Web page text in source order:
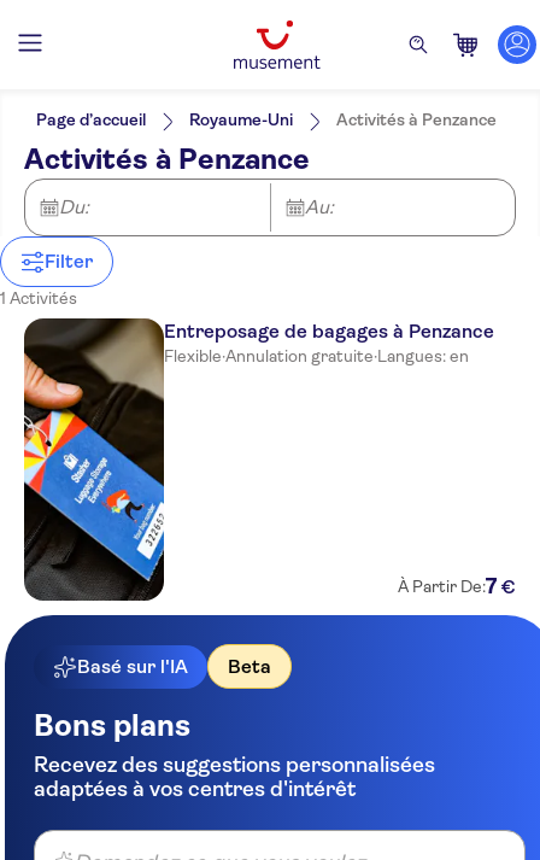
Filtres
NO-PICKUP
Options de billets
Annulation gratuite
Confirmation instantanée
Suppléments
Langue
Page d’accueil Royaume-Uni Activités à Penzance
Activités à Penzance
Du: Au:
Filter
1 Activités
Entreposage de bagages à Penzance
Flexible·Annulation gratuite·Langues: en
À Partir De:7 €
Basé sur l'IA Beta
Bons plans
Recevez des suggestions personnalisées
adaptées à vos centres d'intérêt